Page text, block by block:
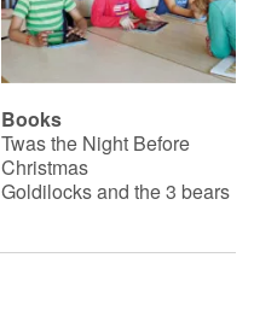
Books
Twas the Night Before
Christmas
Goldilocks and the 3 bears